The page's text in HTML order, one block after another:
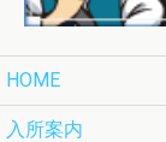
HOME
入所案内